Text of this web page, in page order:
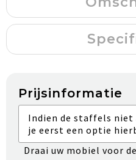
Prijsinformatie
Indien de staffels
je eerst een optie
Draai uw mobiel voor